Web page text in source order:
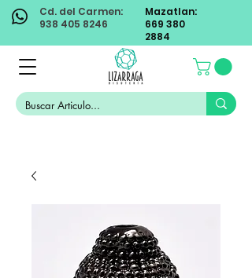
Cd. del Carmen:
938 405 8246
Mazatlan:
669 380
2884